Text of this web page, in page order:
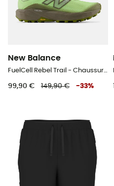
New Balance
99,90 € 149,90 € -33%